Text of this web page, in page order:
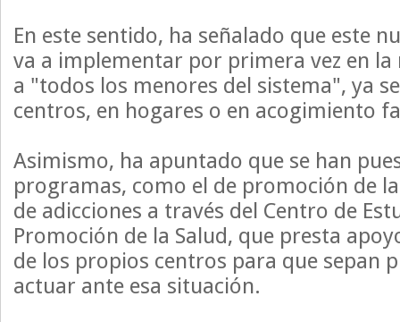
En este sentido, ha señalado que este
va a implementar por primera vez en la
a "todos los menores del sistema", ya
centros, en hogares o en acogimiento
Asimismo, ha apuntado que se han
programas, como el de promoción de
de adicciones a través del Centro de
Promoción de la Salud, que presta
de los propios centros para que sepan
actuar ante esa situación.